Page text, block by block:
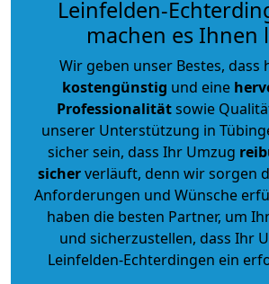
Leinfelden-
machen es Ihnen
Wir geben unser Bestes, dass
kostengünstig und eine
Professionalitätsowie
unserer Unterstützung in
sicher sein, dass Ihr Umzug
sicherverläuft, denn wir sorgen
Anforderungen und Wünsche
haben die besten Partner, um
und sicherzustellen, dass Ihr
Leinfelden-Echterdingen ein